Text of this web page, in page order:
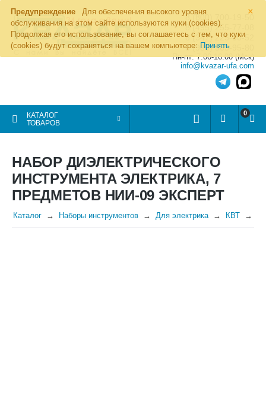
×
Предупреждение
Для обеспечения высокого уровня
обслуживания на этом сайте используются куки (cookies).
Продолжая его использование, вы соглашаетесь с тем, что куки
(cookies) будут сохраняться на вашем компьютере: Принять
8 (800) 700-19-50
8 (495) 255-77-08
8 (347) 225-00-52
8 (986) 963-95-80
Пн-пт: 7.00-16.00 (Мск)
info@kvazar-ufa.com
КАТАЛОГ
ТОВАРОВ
0
НАБОР ДИЭЛЕКТРИЧЕСКОГО
ИНСТРУМЕНТА ЭЛЕКТРИКА, 7
ПРЕДМЕТОВ НИИ-09 ЭКСПЕРТ
Каталог Наборы инструментов Для электрика КВТ